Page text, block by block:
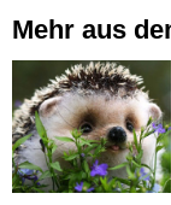
Mehr aus